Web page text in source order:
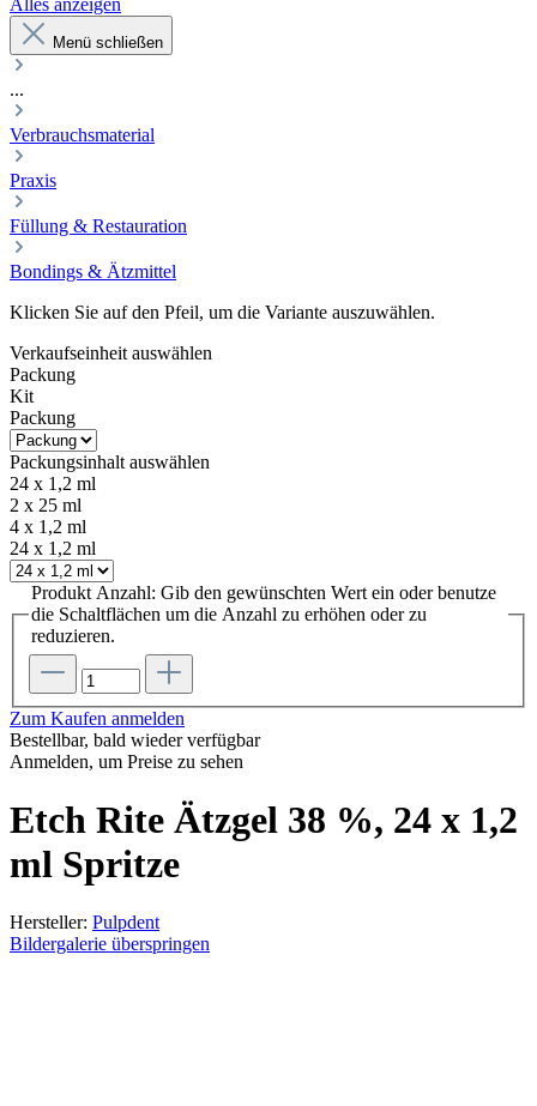
Alles anzeigen
Menü schließen
...
Verbrauchsmaterial
Praxis
Füllung & Restauration
Bondings & Ätzmittel
Klicken Sie auf den Pfeil, um die Variante auszuwählen.
Verkaufseinheit auswählen
Packung
Kit
Packung
Packungsinhalt auswählen
24 x 1,2 ml
2 x 25 ml
4 x 1,2 ml
24 x 1,2 ml
Produkt Anzahl: Gib den gewünschten Wert ein oder benutze
die Schaltflächen um die Anzahl zu erhöhen oder zu
reduzieren.
Zum Kaufen anmelden
Bestellbar, bald wieder verfügbar
Anmelden, um Preise zu sehen
Etch Rite Ätzgel 38 %, 24 x 1,2
ml Spritze
Hersteller: Pulpdent
Bildergalerie überspringen